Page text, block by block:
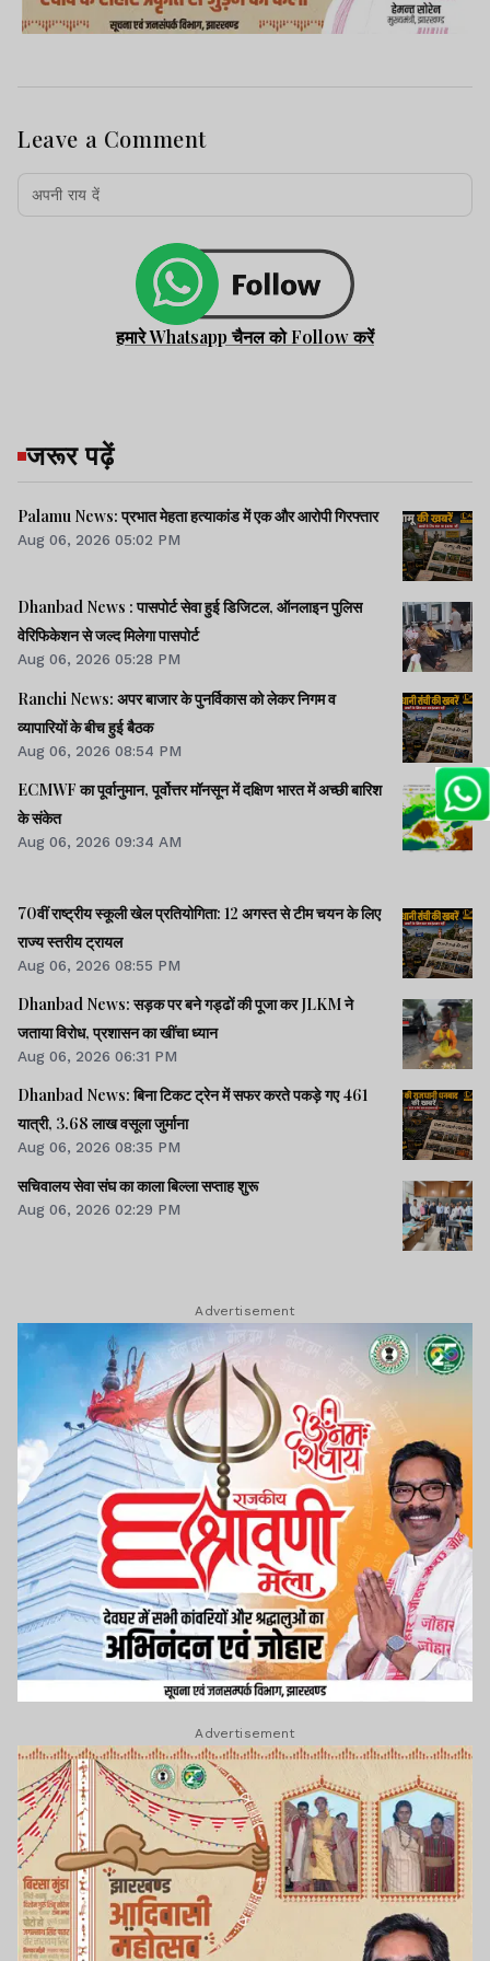
Leave a Comment
हमारे Whatsapp चैनल को Follow करें
जरूर पढ़ें
Palamu News: प्रभात मेहता हत्याकांड में एक और आरोपी गिरफ्तार
Aug 06, 2026 05:02 PM
Dhanbad News : पासपोर्ट सेवा हुई डिजिटल, ऑनलाइन पुलिस
वेरिफिकेशन से जल्द मिलेगा पासपोर्ट
Aug 06, 2026 05:28 PM
Ranchi News: अपर बाजार के पुनर्विकास को लेकर निगम व
व्यापारियों के बीच हुई बैठक
Aug 06, 2026 08:54 PM
ECMWF का पूर्वानुमान, पूर्वोत्तर मॉनसून में दक्षिण भारत में अच्छी बारिश
के संकेत
Aug 06, 2026 09:34 AM
70वीं राष्ट्रीय स्कूली खेल प्रतियोगिता: 12 अगस्त से टीम चयन के लिए
राज्य स्तरीय ट्रायल
Aug 06, 2026 08:55 PM
Dhanbad News: सड़क पर बने गड्ढों की पूजा कर JLKM ने
जताया विरोध, प्रशासन का खींचा ध्यान
Aug 06, 2026 06:31 PM
Dhanbad News: बिना टिकट ट्रेन में सफर करते पकड़े गए 461
यात्री, 3.68 लाख वसूला जुर्माना
Aug 06, 2026 08:35 PM
सचिवालय सेवा संघ का काला बिल्ला सप्ताह शुरू
Aug 06, 2026 02:29 PM
Advertisement
Advertisement